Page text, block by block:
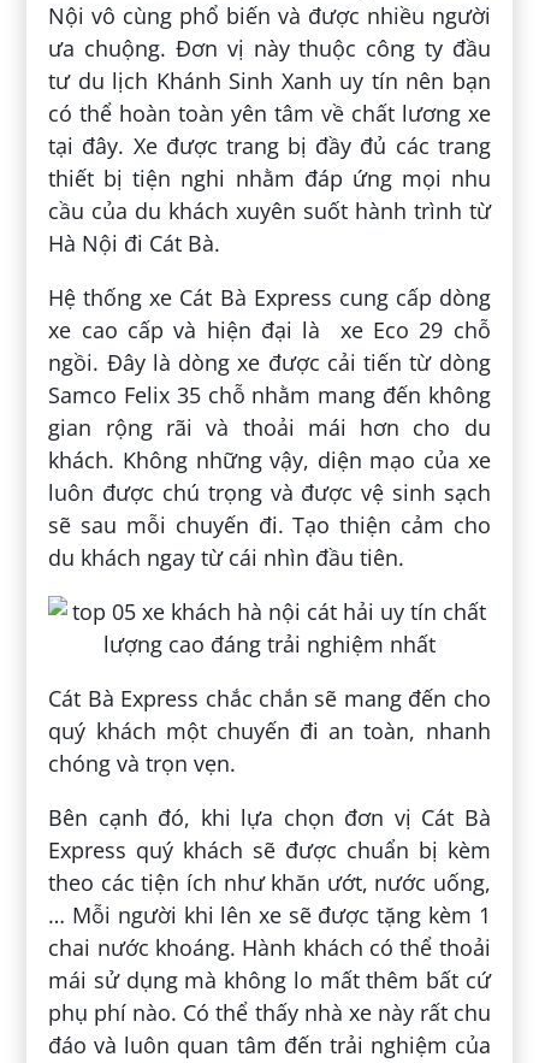
Nội vô cùng phổ biến và được nhiều người
ưa chuộng. Đơn vị này thuộc công ty đầu
tư du lịch Khánh Sinh Xanh uy tín nên bạn
có thể hoàn toàn yên tâm về chất lương xe
tại đây. Xe được trang bị đầy đủ các trang
thiết bị tiện nghi nhằm đáp ứng mọi nhu
cầu của du khách xuyên suốt hành trình từ
Hà Nội đi Cát Bà.
Hệ thống xe Cát Bà Express cung cấp dòng
xe cao cấp và hiện đại là xe Eco 29 chỗ
ngồi. Đây là dòng xe được cải tiến từ dòng
Samco Felix 35 chỗ nhằm mang đến không
gian rộng rãi và thoải mái hơn cho du
khách. Không những vậy, diện mạo của xe
luôn được chú trọng và được vệ sinh sạch
sẽ sau mỗi chuyến đi. Tạo thiện cảm cho
du khách ngay từ cái nhìn đầu tiên.
Cát Bà Express chắc chắn sẽ mang đến cho
quý khách một chuyến đi an toàn, nhanh
chóng và trọn vẹn.
Bên cạnh đó, khi lựa chọn đơn vị Cát Bà
Express quý khách sẽ được chuẩn bị kèm
theo các tiện ích như khăn ướt, nước uống,
… Mỗi người khi lên xe sẽ được tặng kèm 1
chai nước khoáng. Hành khách có thể thoải
mái sử dụng mà không lo mất thêm bất cứ
phụ phí nào. Có thể thấy nhà xe này rất chu
đáo và luôn quan tâm đến trải nghiệm của